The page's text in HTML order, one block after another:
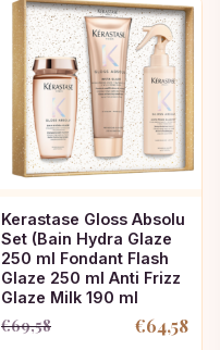
€63,75.
€48,45.
Kerastase Gloss Absolu
Set (Bain Hydra Glaze
250 ml Fondant Flash
Glaze 250 ml Anti Frizz
Glaze Milk 190 ml
€69,58
Oorspronkelijke
€64,58
Huidige